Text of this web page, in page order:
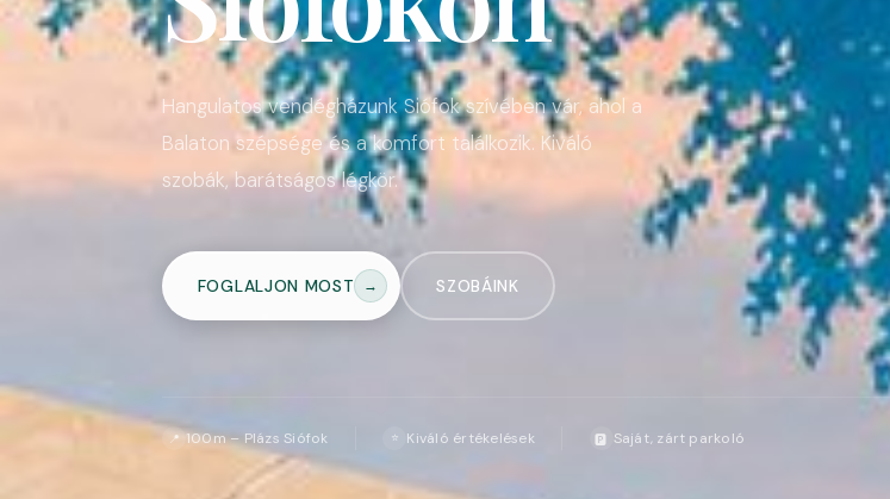
Hangulatos vendégházunk Siófok szívében vár, ahol a
Balaton szépsége és a komfort találkozik. Kiváló
szobák, barátságos légkör.
FOGLALJON MOST → SZOBÁINK
📍 100m – Plázs Siófok ⭐ Kiváló értékelések 🅿️ Saját, zárt parkoló